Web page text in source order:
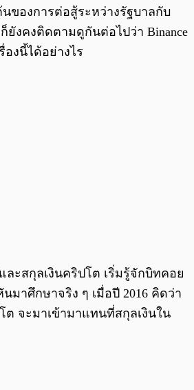
นของการต่อสู้ระหว่างรัฐบาลกับ
ก็ยังคงติดตามดูกันต่อไปว่า Binance
องนี้ได้อย่างไร
ะสกุลเงินคริปโต เริ่มรู้จักบิทคอย
มาศึกษาจริง ๆ เมื่อปี 2016 คิดว่า
ต จะมาเข้ามาแทนที่สกุลเงินใน